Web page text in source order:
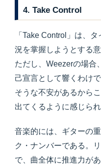
4. Take Control
「Take Control」は、
況を掌握しようとする
ただし、Weezerの場合
己宣言として響くわけ
そうな不安があるから
出てくるように感じられ
音楽的には、ギターの
ク・ナンバーである。
で、曲全体に推進力が